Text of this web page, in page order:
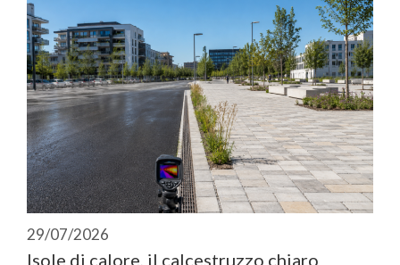
29/07/2026
Isole di calore, il calcestruzzo chiaro